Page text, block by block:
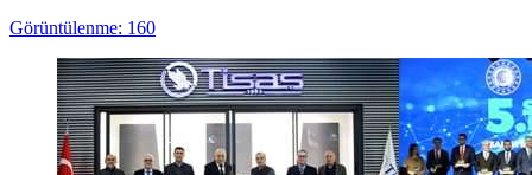
Görüntülenme: 160